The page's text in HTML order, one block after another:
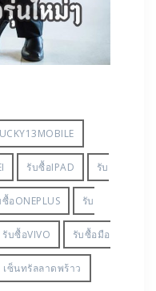
รับซื้อIPAD รับ
อONEPLUS รับ
รับซื้อVIVO รับซื้อมือ
เซ็นทรัลลาดพร้าว